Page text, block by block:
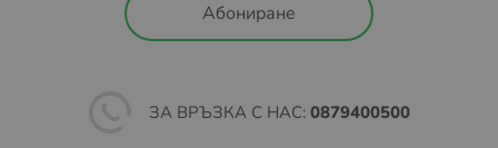
Абониране
ЗА ВРЪЗКА С НАС: 0879400500